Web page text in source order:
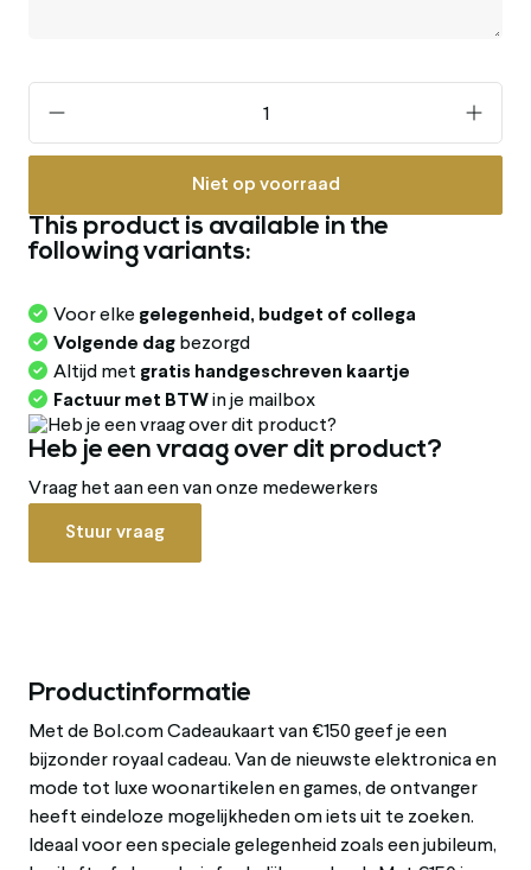
Niet op voorraad
This product is available in the
following variants:
Voor elke gelegenheid, budget of collega
Volgende dag bezorgd
Altijd met gratis handgeschreven kaartje
Factuur met BTW in je mailbox
Heb je een vraag over dit product?
Vraag het aan een van onze medewerkers
Stuur vraag
Productinformatie
Met de Bol.com Cadeaukaart van €150 geef je een
bijzonder royaal cadeau. Van de nieuwste elektronica en
mode tot luxe woonartikelen en games, de ontvanger
heeft eindeloze mogelijkheden om iets uit te zoeken.
Ideaal voor een speciale gelegenheid zoals een jubileum,